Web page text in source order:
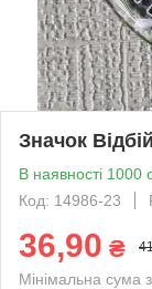
Значок
В наявності 1000
Код: 14986-23
36,90 ₴
Мінімальна сума